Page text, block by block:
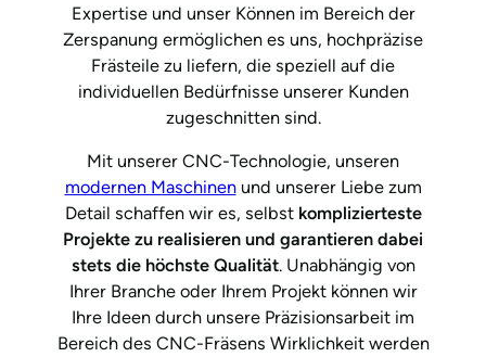
Expertise und unser Können im Bereich der
Zerspanung ermöglichen es uns, hochpräzise
Frästeile zu liefern, die speziell auf die
individuellen Bedürfnisse unserer Kunden
zugeschnitten sind.
Mit unserer CNC-Technologie, unseren
modernen Maschinenund unserer Liebe zum
Detail schaffen wir es, selbst komplizierteste
Projekte zu realisieren und garantieren dabei
stets die höchste Qualität. Unabhängig von
Ihrer Branche oder Ihrem Projekt können wir
Ihre Ideen durch unsere Präzisionsarbeit im
Bereich des CNC-Fräsens Wirklichkeit werden